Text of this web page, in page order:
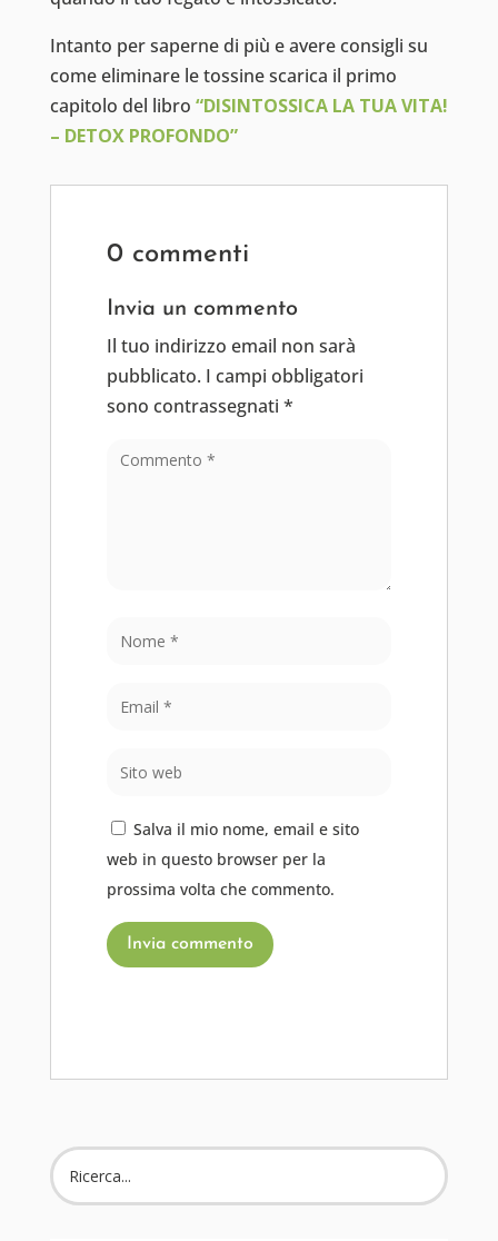
Intanto per saperne di più e avere consigli su
come eliminare le tossine scarica il primo
capitolo del libro “DISINTOSSICA LA TUA VITA!
– DETOX PROFONDO”
0 commenti
Invia un commento
Il tuo indirizzo email non sarà
pubblicato. I campi obbligatori
sono contrassegnati *
Salva il mio nome, email e sito
web in questo browser per la
prossima volta che commento.
Invia commento